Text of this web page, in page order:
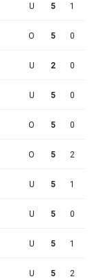
U 5 1
O 5 0
U 2 0
U 5 0
O 5 0
O 5 2
U 5 1
U 5 0
U 5 1
U 5 2